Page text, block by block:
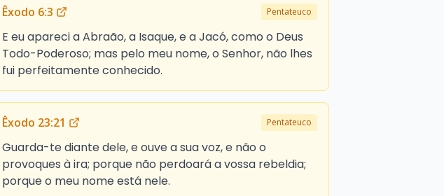
Êxodo 6:3 Pentateuco
E eu apareci a Abraão, a Isaque, e a Jacó, como o Deus
Todo-Poderoso; mas pelo meu nome, o Senhor, não lhes
fui perfeitamente conhecido.
Êxodo 23:21 Pentateuco
Guarda-te diante dele, e ouve a sua voz, e não o
provoques à ira; porque não perdoará a vossa rebeldia;
porque o meu nome está nele.